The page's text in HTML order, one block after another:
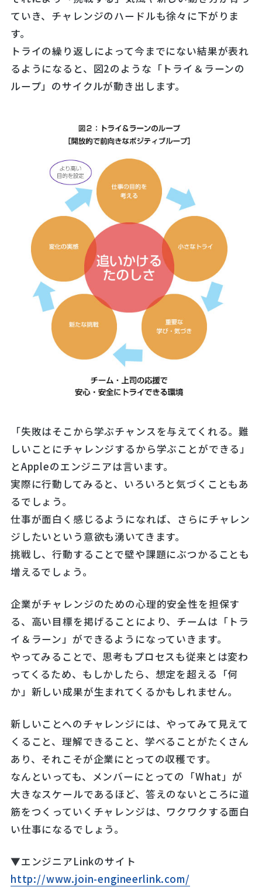
ていき、チャレンジのハードルも徐々に下がりま
す。
トライの繰り返しによって今までにない結果が表れ
るようになると、図2のような「トライ＆ラーンの
ループ」のサイクルが動き出します。
「失敗はそこから学ぶチャンスを与えてくれる。難
しいことにチャレンジするから学ぶことができる」
とAppleのエンジニアは言います。
実際に行動してみると、いろいろと気づくこともあ
るでしょう。
仕事が面白く感じるようになれば、さらにチャレン
ジしたいという意欲も湧いてきます。
挑戦し、行動することで壁や課題にぶつかることも
増えるでしょう。
企業がチャレンジのための心理的安全性を担保す
る、高い目標を掲げることにより、チームは「トラ
イ＆ラーン」ができるようになっていきます。
やってみることで、思考もプロセスも従来とは変わ
ってくるため、もしかしたら、想定を超える「何
か」新しい成果が生まれてくるかもしれません。
新しいことへのチャレンジには、やってみて見えて
くること、理解できること、学べることがたくさん
あり、それこそが企業にとっての収穫です。
なんといっても、メンバーにとっての「What」が
大きなスケールであるほど、答えのないところに道
筋をつくっていくチャレンジは、ワクワクする面白
い仕事になるでしょう。
▼エンジニアLinkのサイト
http://www.join-engineerlink.com/